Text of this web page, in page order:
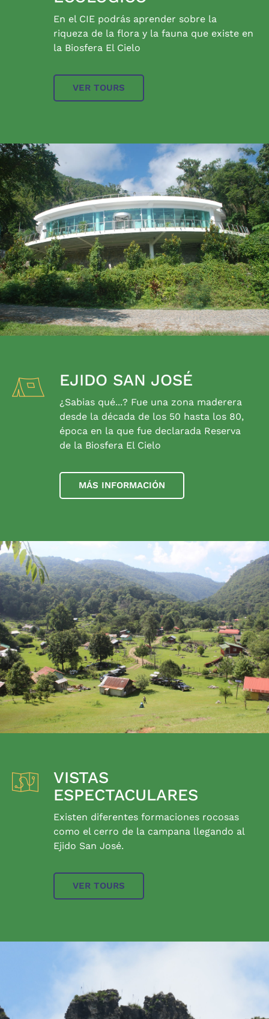
En el CIE podrás aprender sobre la
riqueza de la flora y la fauna que existe en
la Biosfera El Cielo
VER TOURS
EJIDO SAN JOSÉ
¿Sabias qué...? Fue una zona maderera
desde la década de los 50 hasta los 80,
época en la que fue declarada Reserva
de la Biosfera El Cielo
MÁS INFORMACIÓN
VISTAS
ESPECTACULARES
Existen diferentes formaciones rocosas
como el cerro de la campana llegando al
Ejido San José.
VER TOURS